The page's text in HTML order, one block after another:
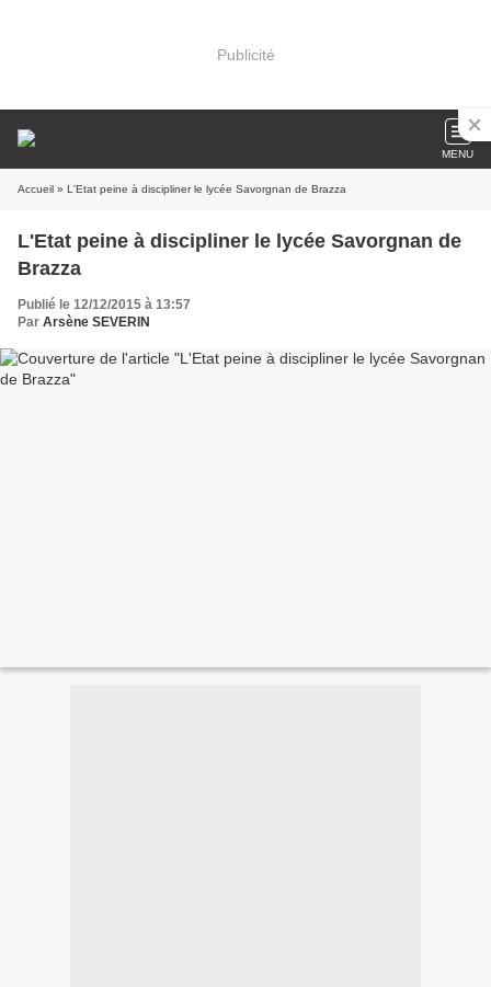
Publicité
MENU
Accueil » L'Etat peine à discipliner le lycée Savorgnan de Brazza
L'Etat peine à discipliner le lycée Savorgnan de
Brazza
Publié le 12/12/2015 à 13:57
Par Arsène SEVERIN